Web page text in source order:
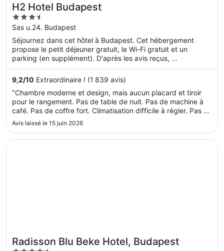
H2 Hotel Budapest
3.5
out
of
5
Sas u.24. Budapest
Séjournez dans cet hôtel à Budapest. Cet hébergement
propose le petit déjeuner gratuit, le Wi-Fi gratuit et un
parking (en supplément). D'après les avis reçus, ...
9,2/10 Extraordinaire ! (1 839 avis)
"Chambre moderne et design, mais aucun placard et tiroir
pour le rangement. Pas de table de nuit. Pas de machine à
café. Pas de coffre fort. Climatisation difficile à régler. Pas au
niveau d'une chambre "supérieure"."
Avis laissé le 15 juin 2026
Radisson Blu Beke Hotel, Budapest
S’ouvre dans une nouvelle fenêtre
Radisson Blu Beke Hotel, Budapest